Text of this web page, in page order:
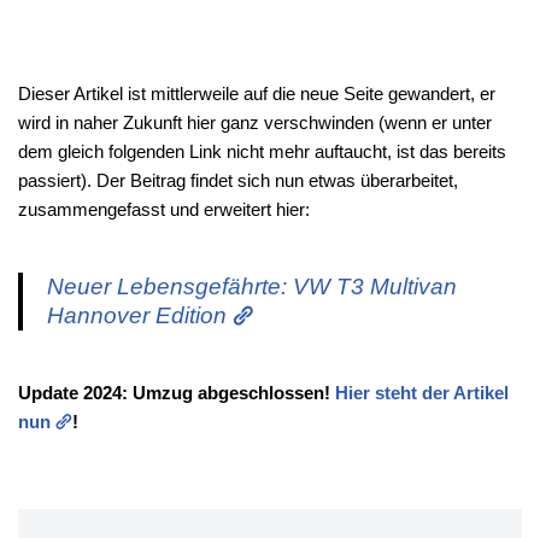
Dieser Artikel ist mittlerweile auf die neue Seite gewandert, er
wird in naher Zukunft hier ganz verschwinden (wenn er unter
dem gleich folgenden Link nicht mehr auftaucht, ist das bereits
passiert). Der Beitrag findet sich nun etwas überarbeitet,
zusammengefasst und erweitert hier:
Neuer Lebensgefährte: VW T3 Multivan
Hannover Edition
Update 2024: Umzug abgeschlossen! Hier steht der Artikel
nun
!